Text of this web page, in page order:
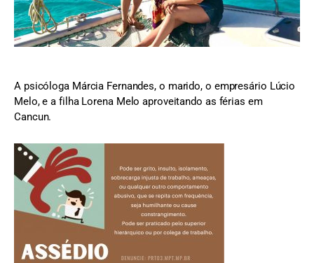
A psicóloga Márcia Fernandes, o marido, o empresário Lúcio
Melo, e a filha Lorena Melo aproveitando as férias em
Cancun.